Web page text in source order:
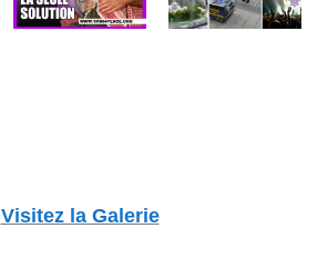
Visitez la Galerie